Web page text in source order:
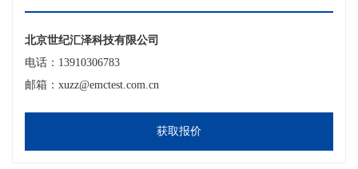
北京世纪汇泽科技有限公司
电话：13910306783
邮箱：xuzz@emctest.com.cn
获取报价